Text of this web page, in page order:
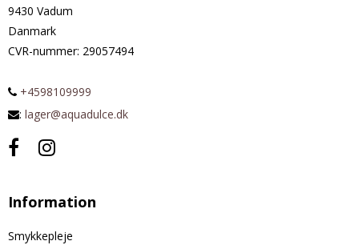
9430 Vadum
Danmark
CVR-nummer: 29057494
+4598109999
: lager@aquadulce.dk
Information
Smykkepleje